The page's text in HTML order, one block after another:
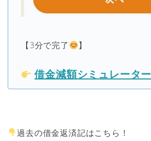
【3分で完了 】
借金減額シミュレーター
過去の借金返済記はこちら！